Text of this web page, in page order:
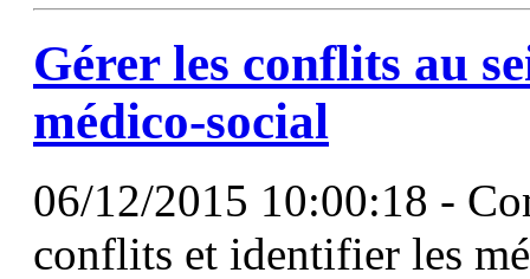
Gérer les conflits au
médico-social
06/12/2015 10:00:18 -
conflits et identifier les